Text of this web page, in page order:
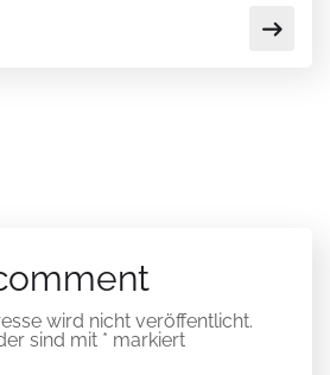
wird nicht veröffentlicht.
sind mit * markiert